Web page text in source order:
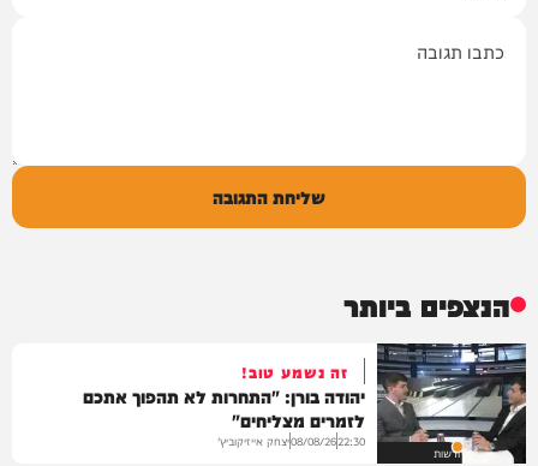
שליחת התגובה
הנצפים ביותר
חדשות
זה נשמע טוב!
יהודה בורן: "התחרות לא תהפוך אתכם
לזמרים מצליחים"
22:30
08/08/26יצחק אייזיקוביץ'